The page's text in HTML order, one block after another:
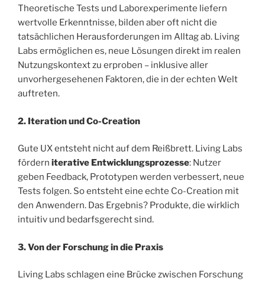
Theoretische Tests und Laborexperimente liefern
wertvolle Erkenntnisse, bilden aber oft nicht die
tatsächlichen Herausforderungen im Alltag ab. Living
Labs ermöglichen es, neue Lösungen direkt im realen
Nutzungskontext zu erproben – inklusive aller
unvorhergesehenen Faktoren, die in der echten Welt
auftreten.
2. Iteration und Co-Creation
Gute UX entsteht nicht auf dem Reißbrett. Living Labs
fördern iterative Entwicklungsprozesse: Nutzer
geben Feedback, Prototypen werden verbessert, neue
Tests folgen. So entsteht eine echte Co-Creation mit
den Anwendern. Das Ergebnis? Produkte, die wirklich
intuitiv und bedarfsgerecht sind.
3. Von der Forschung in die Praxis
Living Labs schlagen eine Brücke zwischen Forschung